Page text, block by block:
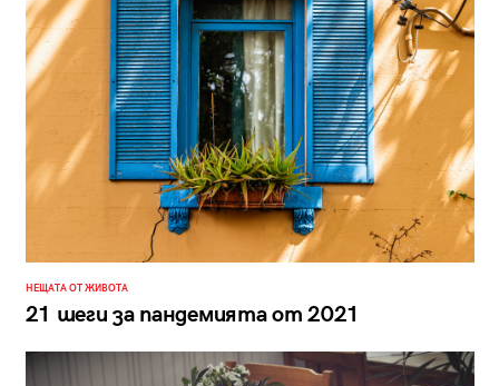
НЕЩАТА ОТ ЖИВОТА
21 шеги за пандемията от 2021